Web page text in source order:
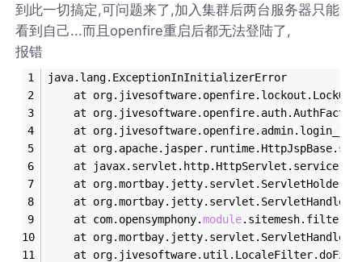
到此一切搞定,可问题来了,加入集群后两台服务器只能
看到自己...而且openfire重启后都无法登陆了,
报错
java.lang.ExceptionInInitializerError
at
at
at
at
at
at
at
	at com.opensymphony.
module
at
at